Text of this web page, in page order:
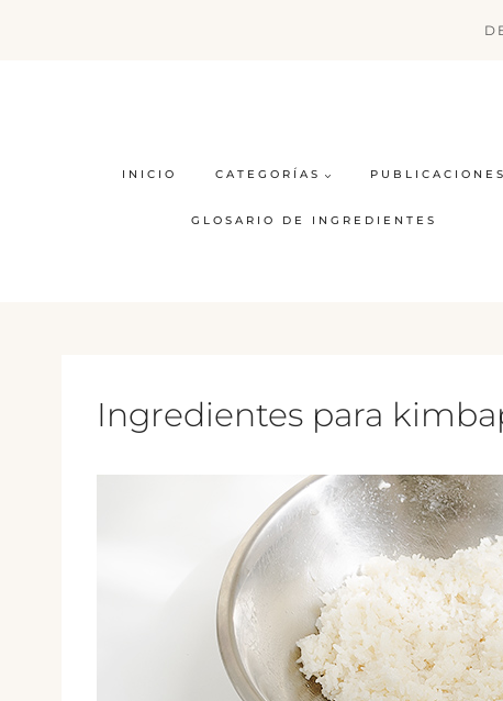
INICIO CATEGORÍAS PUBLICACIONES
GLOSARIO DE INGREDIENTES
Ingredientes para